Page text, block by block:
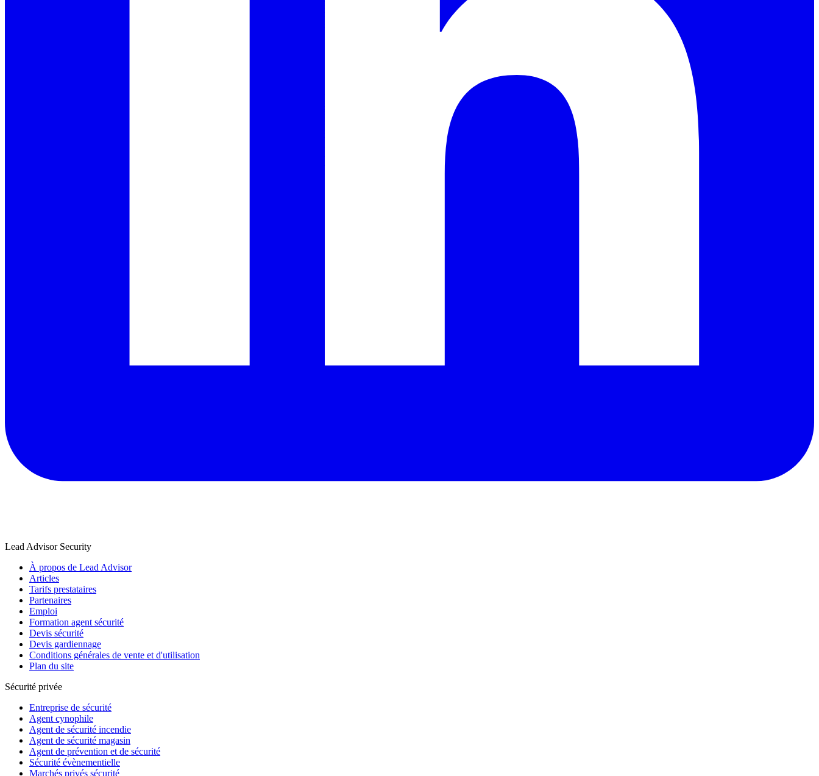
Lead Advisor Security
À propos de Lead Advisor
Articles
Tarifs prestataires
Partenaires
Emploi
Formation agent sécurité
Devis sécurité
Devis gardiennage
Conditions générales de vente et d'utilisation
Plan du site
Sécurité privée
Entreprise de sécurité
Agent cynophile
Agent de sécurité incendie
Agent de sécurité magasin
Agent de prévention et de sécurité
Sécurité évènementielle
Marchés privés sécurité